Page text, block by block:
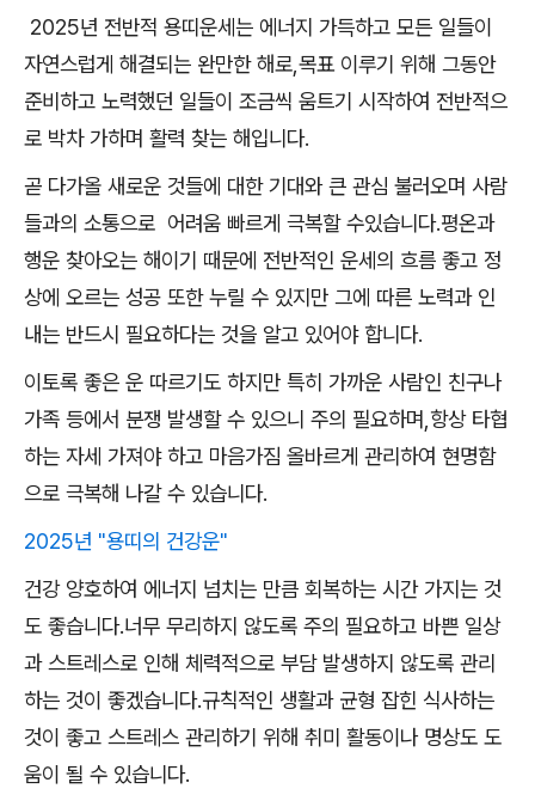
2025년 전반적 용띠운세는 에너지 가득하고 모든 일들이
자연스럽게 해결되는 완만한 해로,목표 이루기 위해 그동안
준비하고 노력했던 일들이 조금씩 움트기 시작하여 전반적으
로 박차 가하며 활력 찾는 해입니다.
곧 다가올 새로운 것들에 대한 기대와 큰 관심 불러오며 사람
들과의 소통으로 어려움 빠르게 극복할 수있습니다.평온과
행운 찾아오는 해이기 때문에 전반적인 운세의 흐름 좋고 정
상에 오르는 성공 또한 누릴 수 있지만 그에 따른 노력과 인
내는 반드시 필요하다는 것을 알고 있어야 합니다.
이토록 좋은 운 따르기도 하지만 특히 가까운 사람인 친구나
가족 등에서 분쟁 발생할 수 있으니 주의 필요하며,항상 타협
하는 자세 가져야 하고 마음가짐 올바르게 관리하여 현명함
으로 극복해 나갈 수 있습니다.
2025년 "용띠의 건강운"
건강 양호하여 에너지 넘치는 만큼 회복하는 시간 가지는 것
도 좋습니다.너무 무리하지 않도록 주의 필요하고 바쁜 일상
과 스트레스로 인해 체력적으로 부담 발생하지 않도록 관리
하는 것이 좋겠습니다.규칙적인 생활과 균형 잡힌 식사하는
것이 좋고 스트레스 관리하기 위해 취미 활동이나 명상도 도
움이 될 수 있습니다.